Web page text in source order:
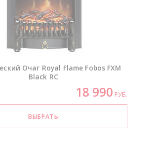
Очаг Royal Flame Fobos FXM
Black RC
18 990 РУБ.